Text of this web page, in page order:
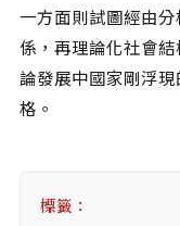
關於本站
團隊成員
出版品
一方面則試圖經由
係，再理論化社會
論發展中國家剛浮
格。
標籤：